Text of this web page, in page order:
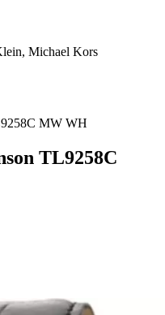
Michael Kors
MW WH
TL9258C